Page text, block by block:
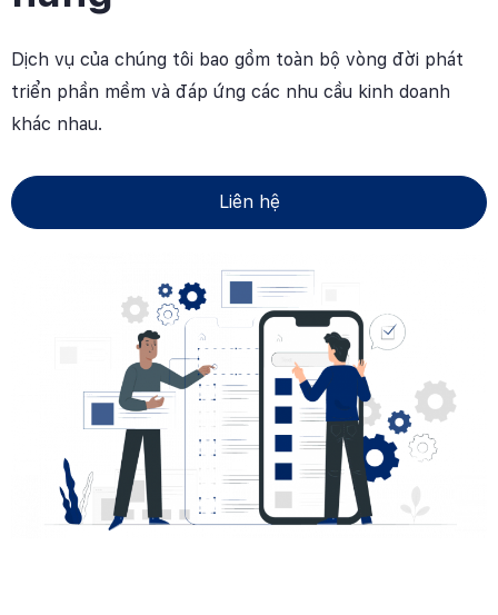
Dịch vụ của chúng tôi bao gồm toàn bộ vòng đời phát
triển phần mềm và đáp ứng các nhu cầu kinh doanh
khác nhau.
Liên hệ